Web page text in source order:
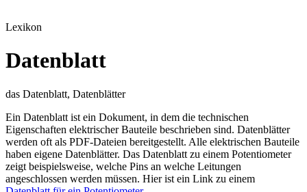
Lexikon
Datenblatt
das Datenblatt, Datenblätter
Ein Datenblatt ist ein Dokument, in dem die technischen
Eigenschaften elektrischer Bauteile beschrieben sind. Datenblätter
werden oft als PDF-Dateien bereitgestellt. Alle elektrischen Bauteile
haben eigene Datenblätter. Das Datenblatt zu einem Potentiometer
zeigt beispielsweise, welche Pins an welche Leitungen
angeschlossen werden müssen. Hier ist ein Link zu einem